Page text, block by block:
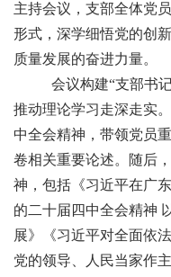
主持会议，支部全体党
形式，深学细悟党的创
质量发展的奋进力量。
会议构建“支部书
推动理论学习走深走实
中全会精神，带领党员
卷相关重要论述。随后
神，包括《习近平在广
的二十届四中全会精神
展》《习近平对全面依
党的领导、人民当家作